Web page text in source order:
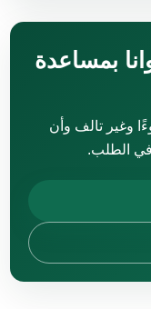
بمساعدة
وغير تالف وأن
في الطلب.